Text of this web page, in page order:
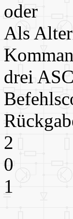
oder
Als
drei
2
0
1